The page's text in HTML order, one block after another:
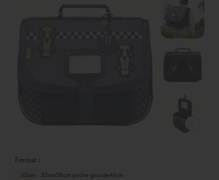
Format :
32cm 35cm38cm poche gourde41cm